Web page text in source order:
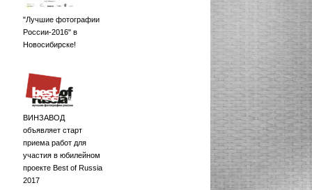
"Лучшие фотографии
России-2016" в
Новосибирске!
ВИНЗАВОД
объявляет старт
приема работ для
участия в юбилейном
проекте Best of Russia
2017